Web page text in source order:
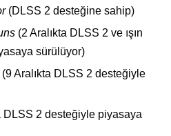
(DLSS 2 desteğine sahip)
(2 Aralıkta DLSS 2 ve ışın
sürülüyor)
(9 Aralıkta DLSS 2 desteğiyle
DLSS 2 desteğiyle piyasaya